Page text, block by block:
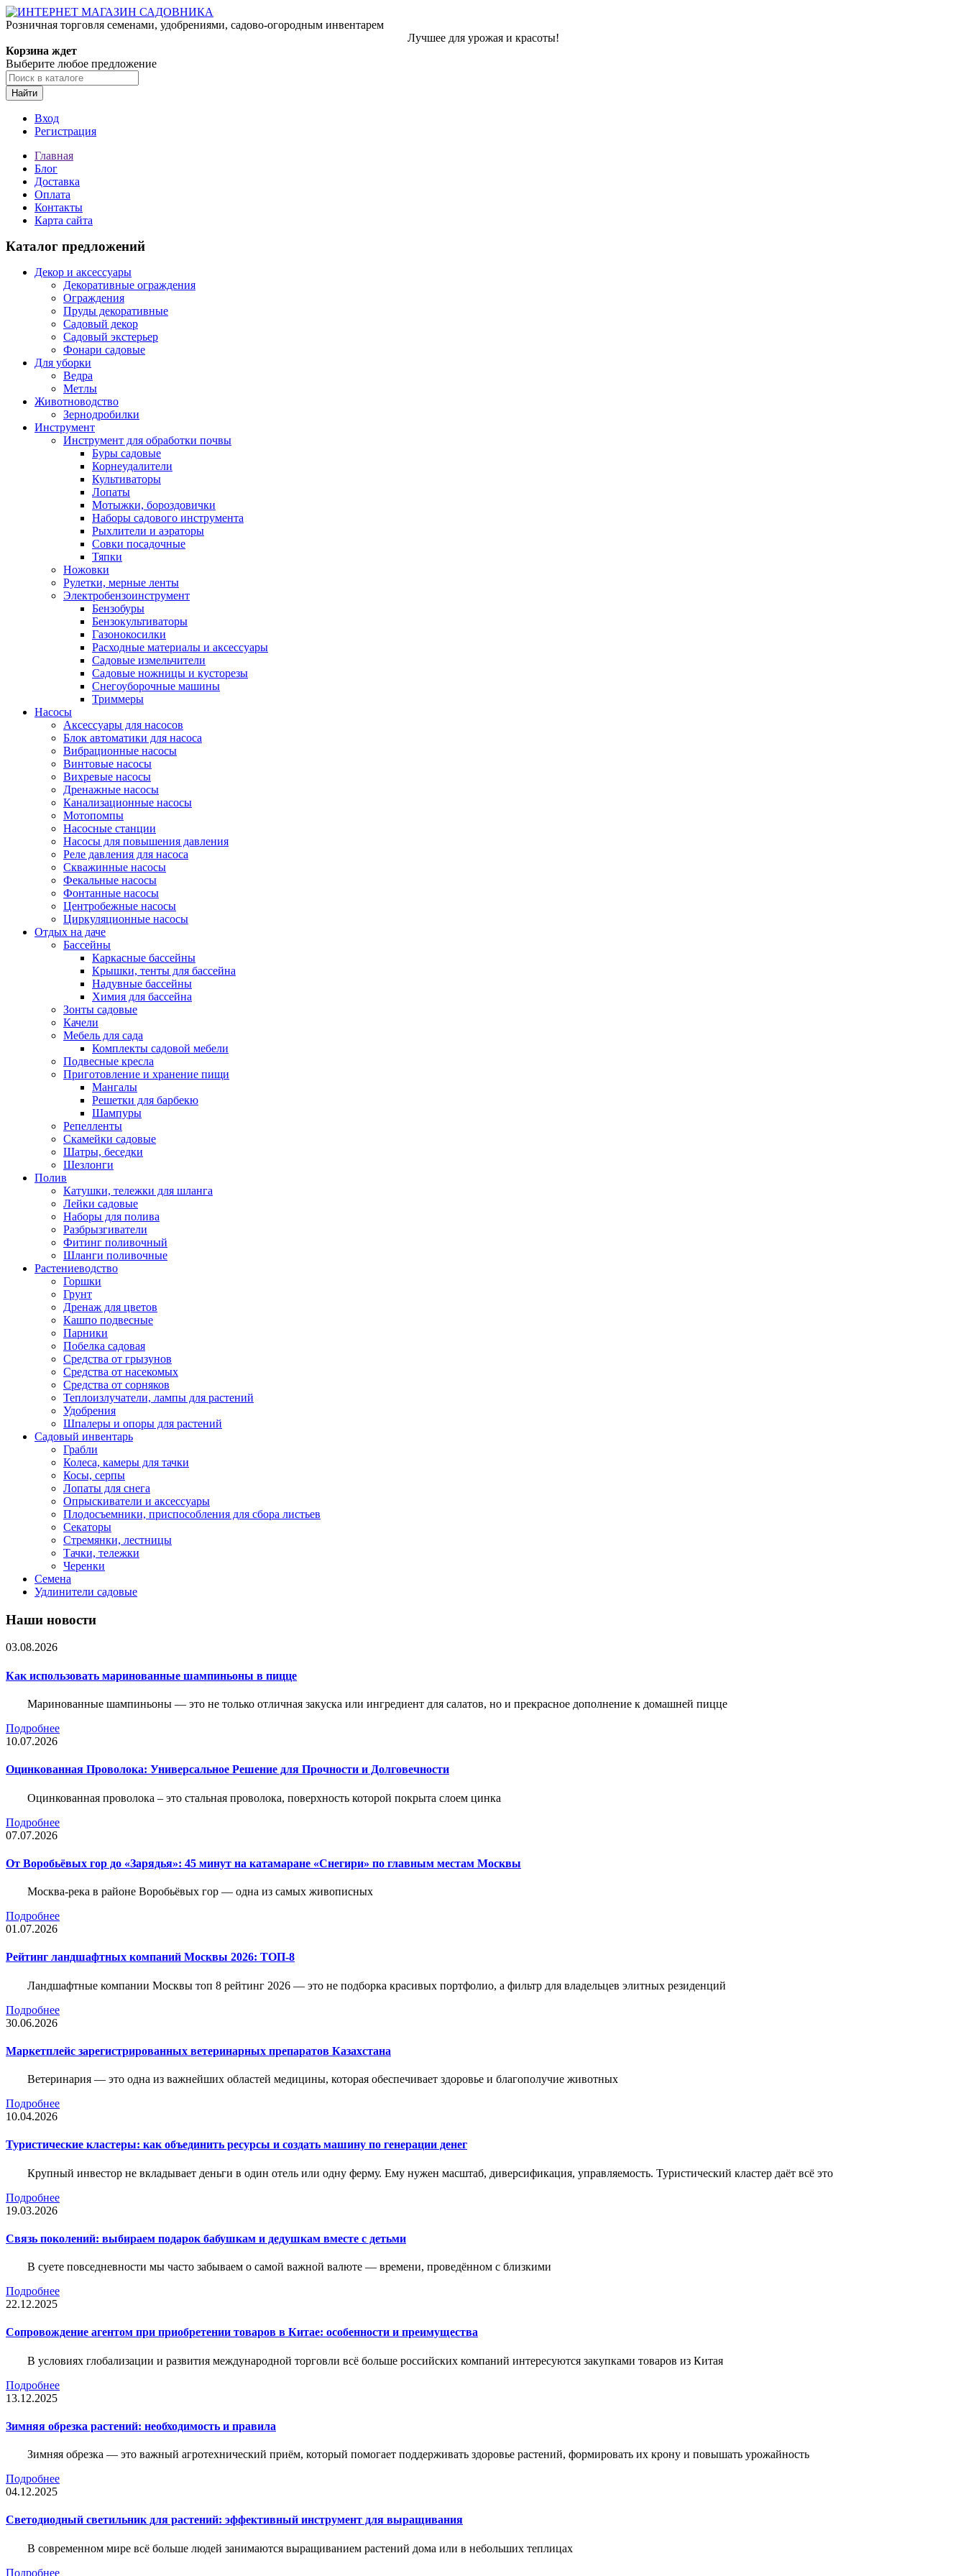
Розничная торговля семенами, удобрениями, садово-огородным инвентарем
Лучшее для урожая и красоты!
Корзина ждет
Выберите любое предложение
Найти
Вход
Регистрация
Главная
Блог
Доставка
Оплата
Контакты
Карта сайта
Каталог предложений
Декор и аксессуары
Декоративные ограждения
Ограждения
Пруды декоративные
Садовый декор
Садовый экстерьер
Фонари садовые
Для уборки
Ведра
Метлы
Животноводство
Зернодробилки
Инструмент
Инструмент для обработки почвы
Буры садовые
Корнеудалители
Культиваторы
Лопаты
Мотыжки, бороздовички
Наборы садового инструмента
Рыхлители и аэраторы
Совки посадочные
Тяпки
Ножовки
Рулетки, мерные ленты
Электробензоинструмент
Бензобуры
Бензокультиваторы
Газонокосилки
Расходные материалы и аксессуары
Садовые измельчители
Садовые ножницы и кусторезы
Снегоуборочные машины
Триммеры
Насосы
Аксессуары для насосов
Блок автоматики для насоса
Вибрационные насосы
Винтовые насосы
Вихревые насосы
Дренажные насосы
Канализационные насосы
Мотопомпы
Насосные станции
Насосы для повышения давления
Реле давления для насоса
Скважинные насосы
Фекальные насосы
Фонтанные насосы
Центробежные насосы
Циркуляционные насосы
Отдых на даче
Бассейны
Каркасные бассейны
Крышки, тенты для бассейна
Надувные бассейны
Химия для бассейна
Зонты садовые
Качели
Мебель для сада
Комплекты садовой мебели
Подвесные кресла
Приготовление и хранение пищи
Мангалы
Решетки для барбекю
Шампуры
Репелленты
Скамейки садовые
Шатры, беседки
Шезлонги
Полив
Катушки, тележки для шланга
Лейки садовые
Наборы для полива
Разбрызгиватели
Фитинг поливочный
Шланги поливочные
Растениеводство
Горшки
Грунт
Дренаж для цветов
Кашпо подвесные
Парники
Побелка садовая
Средства от грызунов
Средства от насекомых
Средства от сорняков
Теплоизлучатели, лампы для растений
Удобрения
Шпалеры и опоры для растений
Садовый инвентарь
Грабли
Колеса, камеры для тачки
Косы, серпы
Лопаты для снега
Опрыскиватели и аксессуары
Плодосъемники, приспособления для сбора листьев
Секаторы
Стремянки, лестницы
Тачки, тележки
Черенки
Семена
Удлинители садовые
Наши новости
03.08.2026
Как использовать маринованные шампиньоны в пицце
Маринованные шампиньоны — это не только отличная закуска или ингредиент для салатов, но и прекрасное дополнение к домашней пицце
Подробнее
10.07.2026
Оцинкованная Проволока: Универсальное Решение для Прочности и Долговечности
Оцинкованная проволока – это стальная проволока, поверхность которой покрыта слоем цинка
Подробнее
07.07.2026
От Воробьёвых гор до «Зарядья»: 45 минут на катамаране «Снегири» по главным местам Москвы
Москва-река в районе Воробьёвых гор — одна из самых живописных
Подробнее
01.07.2026
Рейтинг ландшафтных компаний Москвы 2026: ТОП-8
Ландшафтные компании Москвы топ 8 рейтинг 2026 — это не подборка красивых портфолио, а фильтр для владельцев элитных резиденций
Подробнее
30.06.2026
Маркетплейс зарегистрированных ветеринарных препаратов Казахстана
Ветеринария — это одна из важнейших областей медицины, которая обеспечивает здоровье и благополучие животных
Подробнее
10.04.2026
Туристические кластеры: как объединить ресурсы и создать машину по генерации денег
Крупный инвестор не вкладывает деньги в один отель или одну ферму. Ему нужен масштаб, диверсификация, управляемость. Туристический кластер даёт всё это
Подробнее
19.03.2026
Связь поколений: выбираем подарок бабушкам и дедушкам вместе с детьми
В суете повседневности мы часто забываем о самой важной валюте — времени, проведённом с близкими
Подробнее
22.12.2025
Сопровождение агентом при приобретении товаров в Китае: особенности и преимущества
В условиях глобализации и развития международной торговли всё больше российских компаний интересуются закупками товаров из Китая
Подробнее
13.12.2025
Зимняя обрезка растений: необходимость и правила
Зимняя обрезка — это важный агротехнический приём, который помогает поддерживать здоровье растений, формировать их крону и повышать урожайность
Подробнее
04.12.2025
Светодиодный светильник для растений: эффективный инструмент для выращивания
В современном мире всё больше людей занимаются выращиванием растений дома или в небольших теплицах
Подробнее